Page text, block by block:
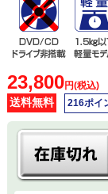
23,800円(税込)
送料無料 216ポイ